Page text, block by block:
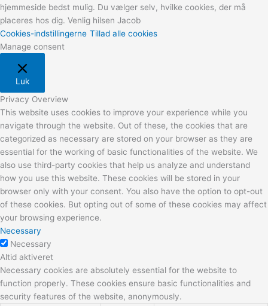
hjemmeside bedst mulig. Du vælger selv, hvilke cookies, der må
placeres hos dig. Venlig hilsen Jacob
Cookies-indstillingerne Tillad alle cookies
Manage consent
Luk
Privacy Overview
This website uses cookies to improve your experience while you
navigate through the website. Out of these, the cookies that are
categorized as necessary are stored on your browser as they are
essential for the working of basic functionalities of the website. We
also use third-party cookies that help us analyze and understand
how you use this website. These cookies will be stored in your
browser only with your consent. You also have the option to opt-out
of these cookies. But opting out of some of these cookies may affect
your browsing experience.
Necessary
Necessary
Altid aktiveret
Necessary cookies are absolutely essential for the website to
function properly. These cookies ensure basic functionalities and
security features of the website, anonymously.